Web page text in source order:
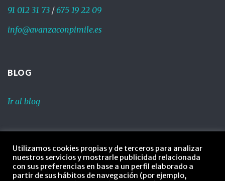
91 012 31 73 /675 19 22 09
info@avanzaconpimile.es
BLOG
Ir al blog
Política de privacidad
Utilizamos cookies propias y de terceros para analizar
nuestros servicios y mostrarle publicidad relacionada
con sus preferencias en base a un perfil elaborado a
partir de sus hábitos de navegación (por ejemplo,